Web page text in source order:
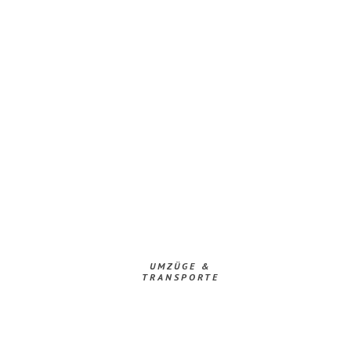
UMZÜGE &
TRANSPORTE